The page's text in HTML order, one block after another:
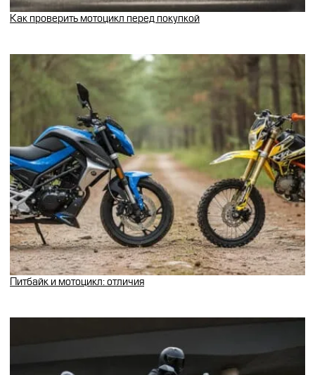
Как проверить мотоцикл перед покупкой
Питбайк и мотоцикл: отличия